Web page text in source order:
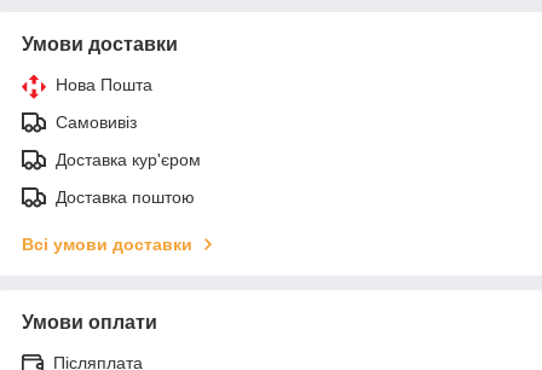
Умови доставки
Нова Пошта
Самовивіз
Доставка кур'єром
Доставка поштою
Всі умови доставки
Умови оплати
Післяплата